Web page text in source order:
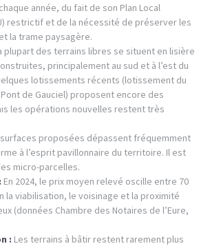
année, du fait de son Plan Local
restrictif et de la nécessité de préserver les
la trame paysagère.
plupart des terrains libres se situent en lisière
principalement au sud et à l’est du
lotissements récents (lotissement du
Pont de Gauciel) proposent encore des
les opérations nouvelles restent très
proposées dépassent fréquemment
à l’esprit pavillonnaire du territoire. Il est
micro-parcelles.
En 2024, le prix moyen relevé oscille entre 70
la viabilisation, le voisinage et la proximité
(données Chambre des Notaires de l’Eure,
: Les terrains à bâtir restent rarement plus